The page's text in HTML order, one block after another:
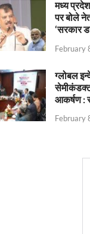
मध्य
पर बोले
‘सरकार
February
ग्लोबल
आकर्षण :
February